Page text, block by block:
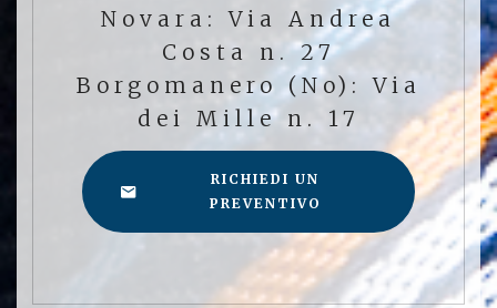
Novara: Via Andrea
Costa n. 27
Borgomanero (No): Via
dei Mille n. 17
RICHIEDI UN
PREVENTIVO